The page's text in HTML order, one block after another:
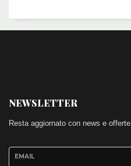
NEWSLETTER
Resta aggiornato con news e offerte
EMAIL